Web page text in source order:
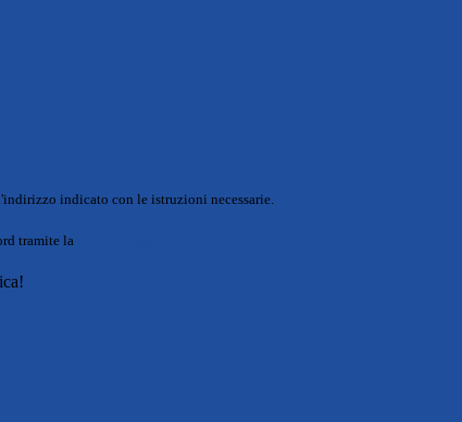
indicato con le istruzioni necessarie.
tramite la